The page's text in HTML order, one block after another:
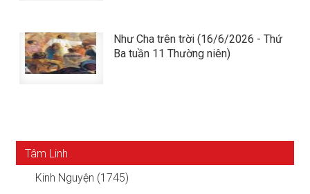
Như Cha trên trời (16/6/2026 - Thứ
Ba tuần 11 Thường niên)
Tâm Linh
Kinh Nguyện (1745)